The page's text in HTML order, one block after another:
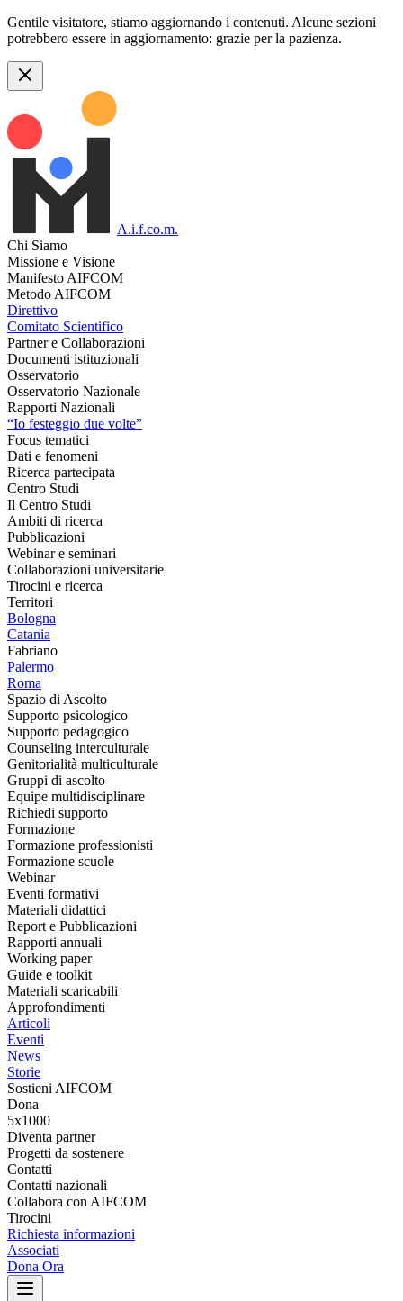
Gentile visitatore, stiamo aggiornando i contenuti. Alcune sezioni
potrebbero essere in aggiornamento: grazie per la pazienza.
A.i.f.co.m.
Chi Siamo
Missione e Visione
Manifesto AIFCOM
Metodo AIFCOM
Direttivo
Comitato Scientifico
Partner e Collaborazioni
Documenti istituzionali
Osservatorio
Osservatorio Nazionale
Rapporti Nazionali
“Io festeggio due volte”
Focus tematici
Dati e fenomeni
Ricerca partecipata
Centro Studi
Il Centro Studi
Ambiti di ricerca
Pubblicazioni
Webinar e seminari
Collaborazioni universitarie
Tirocini e ricerca
Territori
Bologna
Catania
Fabriano
Palermo
Roma
Spazio di Ascolto
Supporto psicologico
Supporto pedagogico
Counseling interculturale
Genitorialità multiculturale
Gruppi di ascolto
Equipe multidisciplinare
Richiedi supporto
Formazione
Formazione professionisti
Formazione scuole
Webinar
Eventi formativi
Materiali didattici
Report e Pubblicazioni
Rapporti annuali
Working paper
Guide e toolkit
Materiali scaricabili
Approfondimenti
Articoli
Eventi
News
Storie
Sostieni AIFCOM
Dona
5x1000
Diventa partner
Progetti da sostenere
Contatti
Contatti nazionali
Collabora con AIFCOM
Tirocini
Richiesta informazioni
Associati
Dona Ora